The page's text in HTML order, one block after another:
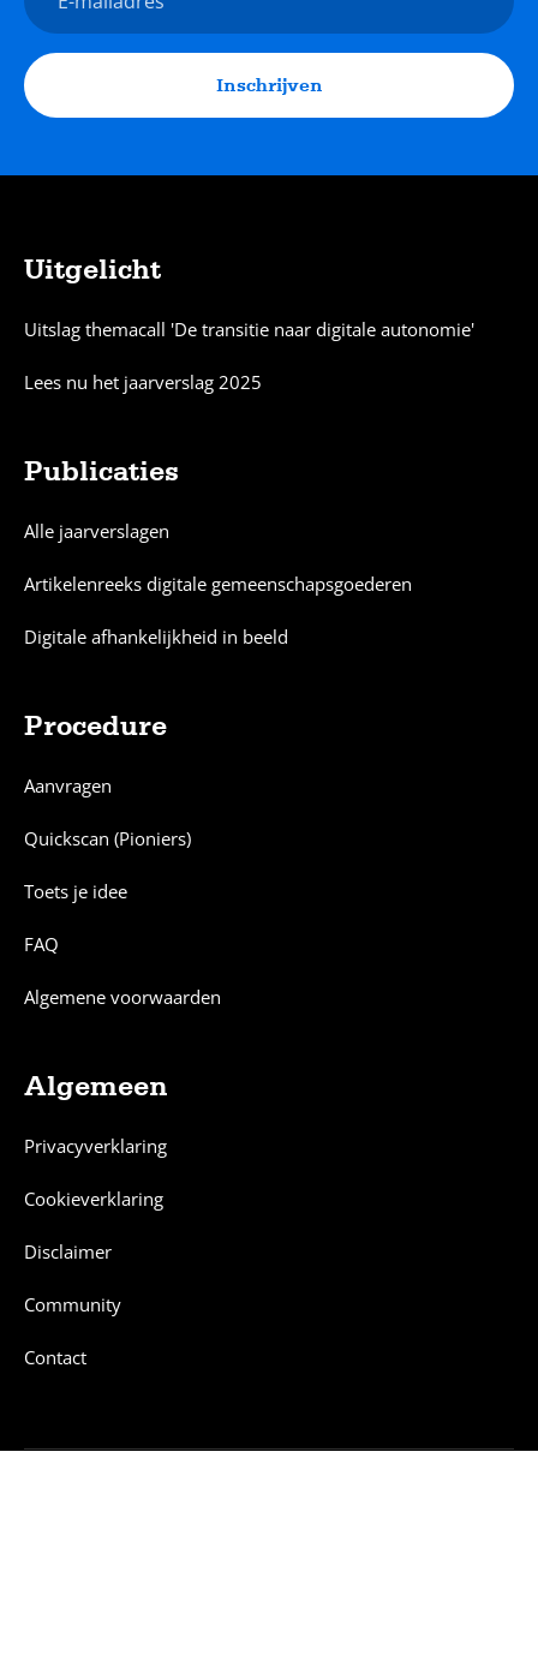
mailadres
Inschrijven
Uitgelicht
Uitslag themacall 'De transitie naar digitale autonomie'
Lees nu het jaarverslag 2025
Publicaties
Alle jaarverslagen
Artikelenreeks digitale gemeenschapsgoederen
Digitale afhankelijkheid in beeld
Procedure
Aanvragen
Quickscan (Pioniers)
Toets je idee
FAQ
Algemene voorwaarden
Algemeen
Privacyverklaring
Cookieverklaring
Disclaimer
Community
Contact